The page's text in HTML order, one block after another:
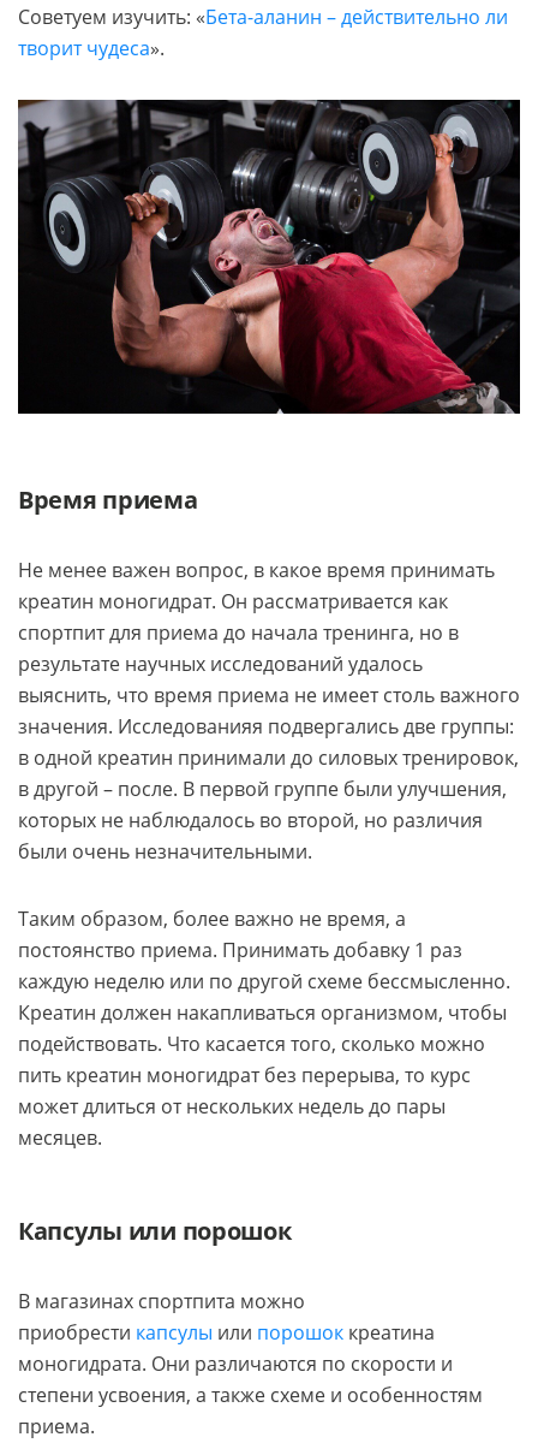
Советуем изучить: «Бета-аланин – действительно ли
творит чудеса».
Время приема
Не менее важен вопрос, в какое время принимать
креатин моногидрат. Он рассматривается как
спортпит для приема до начала тренинга, но в
результате научных исследований удалось
выяснить, что время приема не имеет столь важного
значения. Исследованияя подвергались две группы:
в одной креатин принимали до силовых тренировок,
в другой – после. В первой группе были улучшения,
которых не наблюдалось во второй, но различия
были очень незначительными.
Таким образом, более важно не время, а
постоянство приема. Принимать добавку 1 раз
каждую неделю или по другой схеме бессмысленно.
Креатин должен накапливаться организмом, чтобы
подействовать. Что касается того, сколько можно
пить креатин моногидрат без перерыва, то курс
может длиться от нескольких недель до пары
месяцев.
Капсулы или порошок
В магазинах спортпита можно
приобрести капсулы или порошок креатина
моногидрата. Они различаются по скорости и
степени усвоения, а также схеме и особенностям
приема.